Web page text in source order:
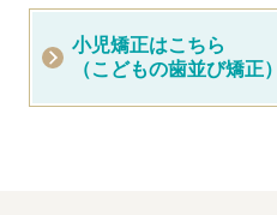
小児矯正はこちら
（こどもの歯並び矯正）